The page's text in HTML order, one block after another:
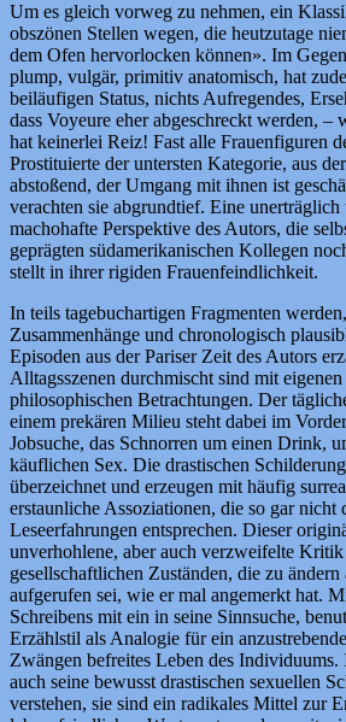
Um es gleich vorweg zu nehmen, ein
obszönen Stellen wegen, die heutzutage
dem Ofen hervorlocken können». Im
plump, vulgär, primitiv anatomisch, hat
beiläufigen Status, nichts Aufregendes,
dass Voyeure eher abgeschreckt werden, –
hat keinerlei Reiz! Fast alle Frauenfiguren
Prostituierte der untersten Kategorie, aus
abstoßend, der Umgang mit ihnen ist
verachten sie abgrundtief. Eine unerträglich
machohafte Perspektive des Autors, die
geprägten südamerikanischen Kollegen
stellt in ihrer rigiden Frauenfeindlichkeit.
In teils tagebuchartigen Fragmenten
Zusammenhänge und chronologisch
Episoden aus der Pariser Zeit des Autors
Alltagsszenen durchmischt sind mit
philosophischen Betrachtungen. Der
einem prekären Milieu steht dabei im
Jobsuche, das Schnorren um einen Drink,
käuflichen Sex. Die drastischen
überzeichnet und erzeugen mit häufig
erstaunliche Assoziationen, die so gar nicht
Leseerfahrungen entsprechen. Dieser
unverhohlene, aber auch verzweifelte Kritik
gesellschaftlichen Zuständen, die zu
aufgerufen sei, wie er mal angemerkt hat.
Schreibens mit ein in seine Sinnsuche,
Erzählstil als Analogie für ein
Zwängen befreites Leben des Individuums.
auch seine bewusst drastischen sexuellen
verstehen, sie sind ein radikales Mittel zur